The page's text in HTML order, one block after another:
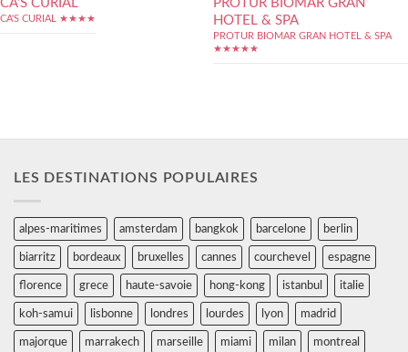
CA’S CURIAL
CA'S CURIAL ★★★★
PROTUR BIOMAR GRAN
HOTEL & SPA
PROTUR BIOMAR GRAN HOTEL & SPA
★★★★★
LES DESTINATIONS POPULAIRES
alpes-maritimes amsterdam bangkok barcelone berlin
biarritz bordeaux bruxelles cannes courchevel espagne
florence grece haute-savoie hong-kong istanbul italie
koh-samui lisbonne londres lourdes lyon madrid
majorque marrakech marseille miami milan montreal